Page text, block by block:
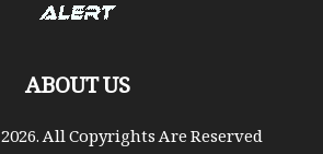
ABOUT US
All Copyrights Are Reserved